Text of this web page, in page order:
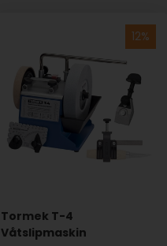
Tormek T-4
Våtslipmaskin